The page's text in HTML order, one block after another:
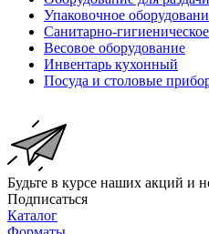
Упаковочное
Санитарно-
Весовое оборудование
Инвентарь кухонный
Посуда и столовые
Будьте в курсе наших акций и
Подписаться
Каталог